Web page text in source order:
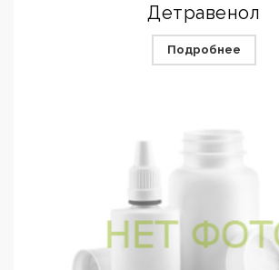
Детравенол
Подробнее